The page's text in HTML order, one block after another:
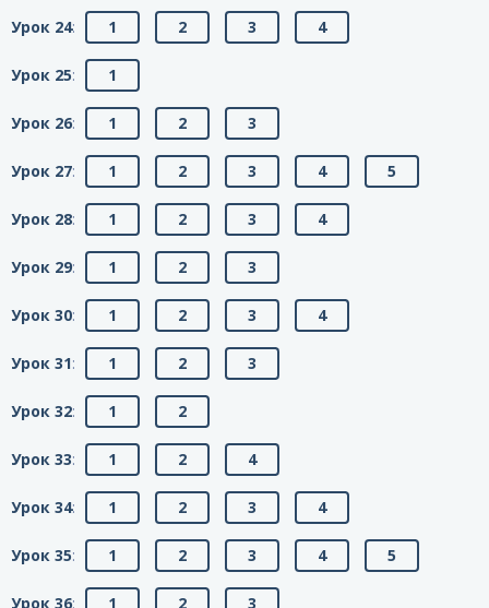
Урок 24: 1 2 3 4
Урок 25: 1
Урок 26: 1 2 3
Урок 27: 1 2 3 4 5
Урок 28: 1 2 3 4
Урок 29: 1 2 3
Урок 30: 1 2 3 4
Урок 31: 1 2 3
Урок 32: 1 2
Урок 33: 1 2 4
Урок 34: 1 2 3 4
Урок 35: 1 2 3 4 5
Урок 36: 1 2 3